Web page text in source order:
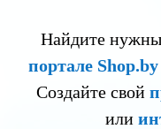
Найдите
портале Shop.by
Создайте свой
или